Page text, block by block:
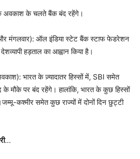
अवकाश के चलते बैंक बंद रहेंगे।
मंगलवार): ऑल इंडिया स्टेट बैंक स्टाफ फेडरेशन
हड़ताल का आह्वान किया है।
भारत के ज़्यादातर हिस्सों में, SBI समेत
मौके पर बंद रहेंगे। हालांकि, भारत के कुछ हिस्सों
कश्मीर समेत कुछ राज्यों में दोनों दिन छुट्टी
…